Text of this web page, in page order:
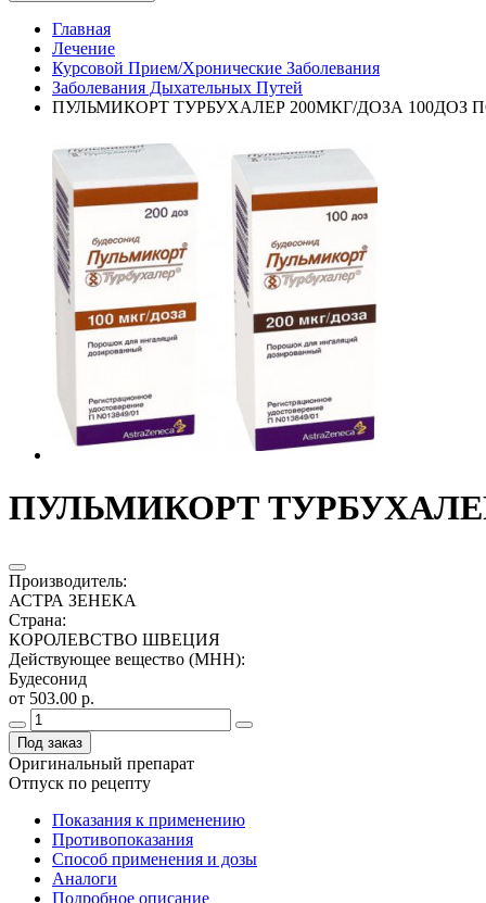
Главная
Лечение
Курсовой Прием/Хронические Заболевания
Заболевания Дыхательных Путей
ПУЛЬМИКОРТ ТУРБУХАЛЕР 200МКГ/ДОЗА 100ДОЗ
ПУЛЬМИКОРТ
Производитель:
АСТРА ЗЕНЕКА
Страна:
КОРОЛЕВСТВО ШВЕЦИЯ
Действующее вещество (МНН):
Будесонид
от 503.00 р.
Под заказ
Оригинальный препарат
Отпуск по рецепту
Показания к применению
Противопоказания
Способ применения и дозы
Аналоги
Подробное описание